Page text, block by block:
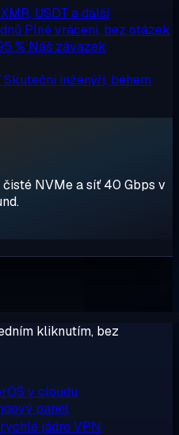
XMR, USDT a další
Plné vrácení, bez otázek
% Náš závazek
Skuteční inženýři, během
čisté NVMe a síť 40 Gbps v
kliknutím, bez
v cloudu
panel
jádro VPN